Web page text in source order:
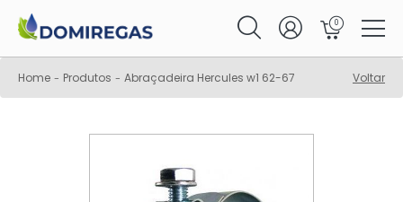
0
Home - Produtos - Abraçadeira Hercules w1 62-67 Voltar